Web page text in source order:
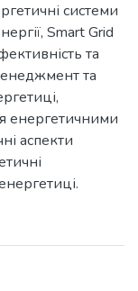
системи
Smart Grid
та
та
енергетичними
аспекти